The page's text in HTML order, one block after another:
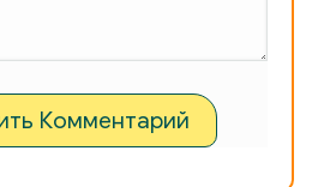
Комментарий